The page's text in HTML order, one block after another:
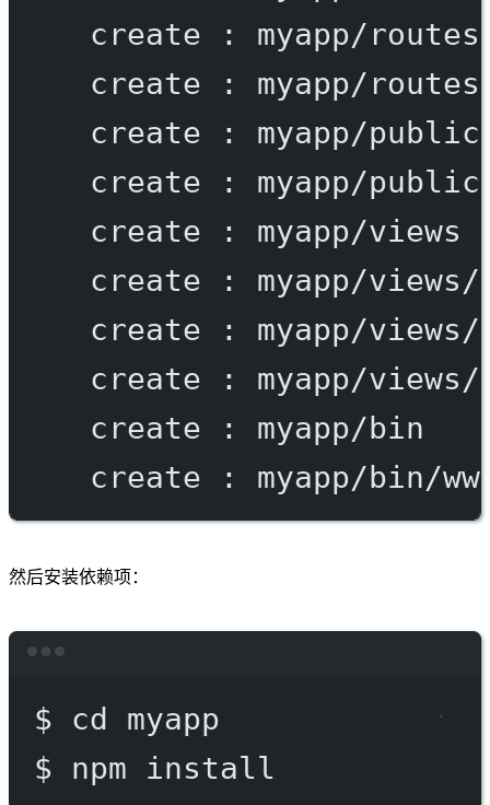
create
:
myapp/
create
:
myapp/
create
:
myapp/
create
:
myapp/
create
:
myapp/views
create
:
myapp/
create
:
myapp/
create
:
myapp/
create
:
myapp/bin
create
: myapp/bin/
然后安装依赖项：
$ cd
myapp
$
npm install